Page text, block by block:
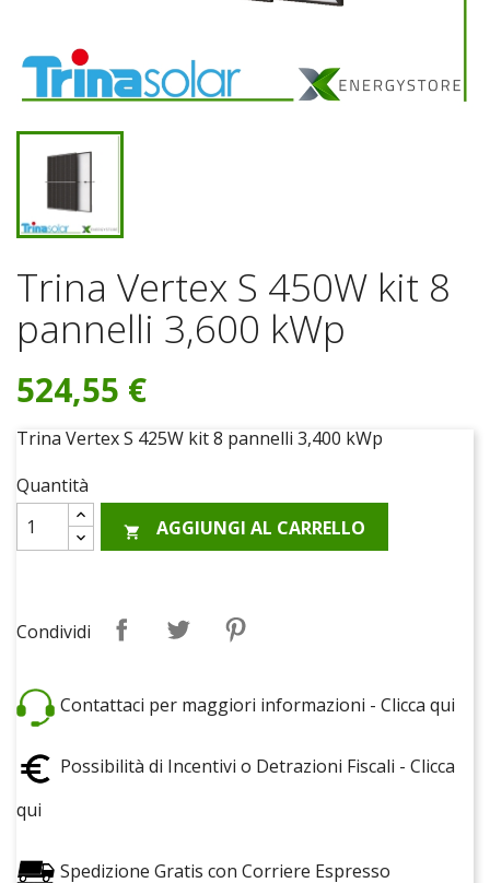
Trina Vertex S 450W kit 8
pannelli 3,600 kWp
524,55 €
Trina Vertex S 425W kit 8 pannelli 3,400 kWp
Quantità
 AGGIUNGI AL CARRELLO
Condividi
Contattaci per maggiori informazioni - Clicca qui
Possibilità di Incentivi o Detrazioni Fiscali - Clicca
qui
Spedizione Gratis con Corriere Espresso